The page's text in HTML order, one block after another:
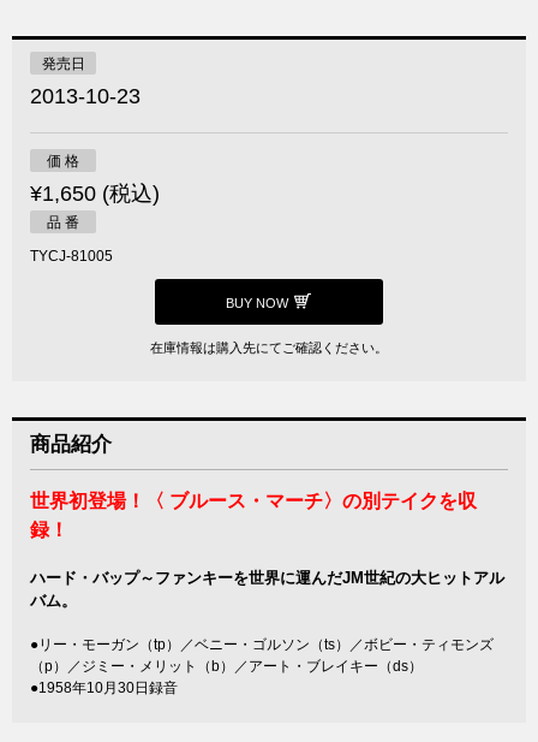
発売日
2013-10-23
価 格
¥1,650 (税込)
品 番
TYCJ-81005
BUY NOW
在庫情報は購入先にてご確認ください。
商品紹介
世界初登場！〈 ブルース・マーチ〉の別テイクを収
録！
ハード・バップ～ファンキーを世界に運んだJM世紀の大ヒットアル
バム。
●リー・モーガン（tp）／ベニー・ゴルソン（ts）／ボビー・ティモンズ
（p）／ジミー・メリット（b）／アート・ブレイキー（ds）
●1958年10月30日録音